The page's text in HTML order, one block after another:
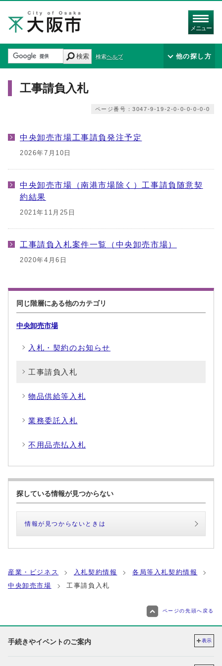
メニュー
検索 検索ヘルプ 他の探し方
工事請負入札
ページ番号：3047-9-19-2-0-0-0-0-0-0
中央卸売市場工事請負発注予定
2026年7月10日
中央卸売市場（南港市場除く）工事請負随意契
約結果
2021年11月25日
工事請負入札案件一覧（中央卸売市場）
2020年4月6日
同じ階層にある他のカテゴリ
中央卸売市場
入札・契約のお知らせ
工事請負入札
物品供給等入札
業務委託入札
不用品売払入札
探している情報が見つからない
情報が見つからないときは
産業・ビジネス 入札契約情報
各局等入札契約情報
中央卸売市場
工事請負入札
ページの先頭へ戻る
手続きやイベントのご案内 表示